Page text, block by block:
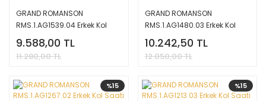
GRAND ROMANSON
RMS.1.AG1539.04 Erkek Kol
Saati
9.588,00 TL
11.280,00 TL
GRAND ROMANSON
RMS.1.AG1480.03 Erkek Kol
Saati
10.242,50 TL
12.050,00 TL
%15 %15